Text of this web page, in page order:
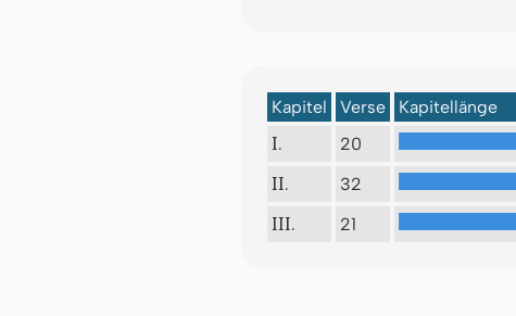
Kapitel Verse Kapitellänge
I. 20
II. 32
III. 21